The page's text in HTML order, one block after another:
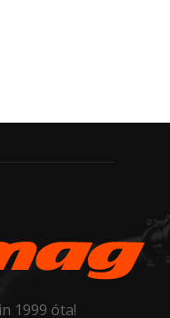
1999 óta!